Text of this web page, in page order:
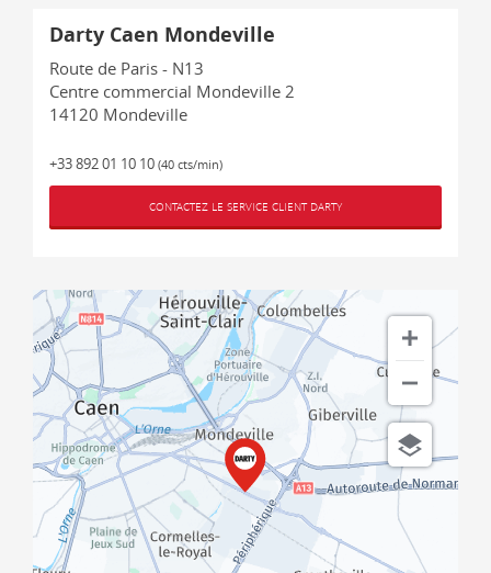
Darty Caen Mondeville
Route de Paris - N13
Centre commercial Mondeville 2
14120 Mondeville
+33 892 01 10 10 (40 cts/min)
CONTACTEZ LE SERVICE CLIENT DARTY